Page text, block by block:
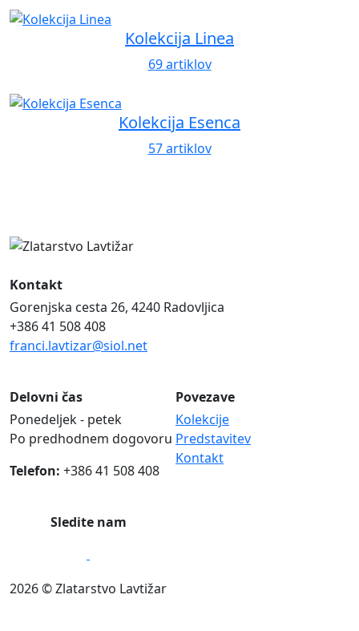
Kolekcija Linea
69 artiklov
Kolekcija Esenca
57 artiklov
Kontakt
Gorenjska cesta 26, 4240 Radovljica
+386 41 508 408
franci.lavtizar@siol.net
Delovni čas
Ponedeljek - petek
Po predhodnem dogovoru
Telefon: +386 41 508 408
Povezave
Kolekcije
Predstavitev
Kontakt
Sledite nam
2026 © Zlatarstvo Lavtižar